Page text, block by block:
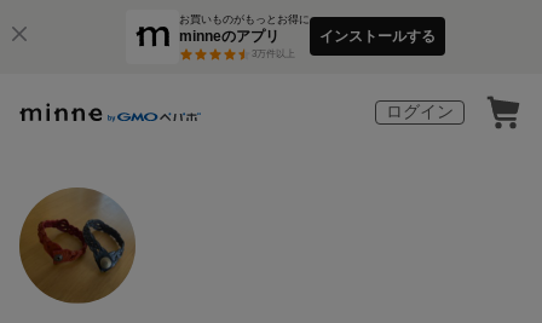
お買いものがもっとお得に
minneのアプリ
3万件以上
インストールする
ログイン